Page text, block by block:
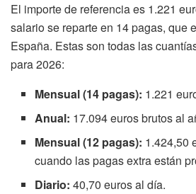
El importe de referencia es 1.221
salario se reparte en 14 pagas, que
España. Estas son todas las
para 2026:
Mensual (14 pagas): 1.221
Anual: 17.094 euros brutos al
Mensual (12 pagas): 1.424,50
cuando las pagas extra están
Diario: 40,70 euros al día.